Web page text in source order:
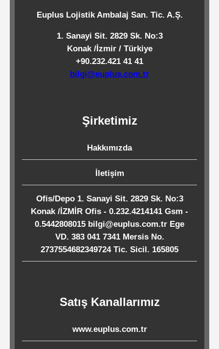
Ürünleri
Temizlik
Kimyasalları
Kağıtları
Endüstriyel
Temizlik
Köpük
Kaseler
Tabaklar
Ürünleri
Euplus Lojistik Ambalaj San. Tic. A.Ş.
1. Sanayi Sit. 2829 Sk. No:3
Konak /İzmir / Türkiye
+90.232.421 41 41
bilgi@euplus.com.tr
Şirketimiz
Hakkımızda
İletişim
Ofis/Depo 1. Sanayi Sit. 2829 Sk. No:3
Konak /İZMİR Ofis - 0.232.4214141 Gsm -
0.5442808015 bilgi@euplus.com.tr Ege
VD. 383 041 7341 Mersis No.
2737554682349724 Tic. Sicil. 165805
Satış Kanallarımız
www.euplus.com.tr